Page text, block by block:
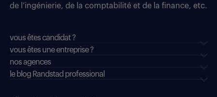
de l’ingénierie, de la comptabilité et de la finance, etc.
vous êtes candidat ?
vous êtes une entreprise ?
nos agences
le blog Randstad professional